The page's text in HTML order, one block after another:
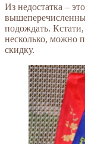
Из недостатка –
подождать. Кстати,
несколько, можно
скидку.